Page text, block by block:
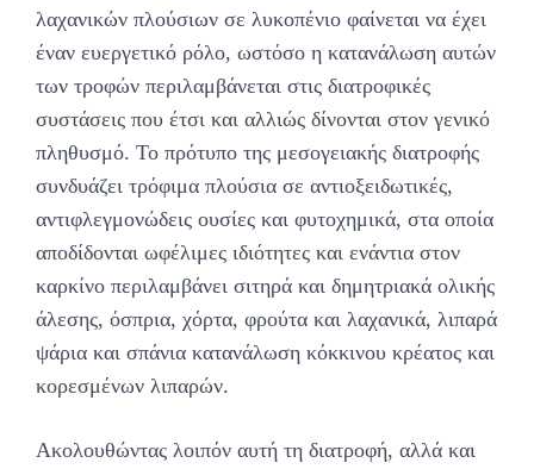
λαχανικών πλούσιων σε λυκοπένιο φαίνεται να έχει
έναν ευεργετικό ρόλο, ωστόσο η κατανάλωση αυτών
των τροφών περιλαμβάνεται στις διατροφικές
συστάσεις που έτσι και αλλιώς δίνονται στον γενικό
πληθυσμό. Το πρότυπο της μεσογειακής διατροφής
συνδυάζει τρόφιμα πλούσια σε αντιοξειδωτικές,
αντιφλεγμονώδεις ουσίες και φυτοχημικά, στα οποία
αποδίδονται ωφέλιμες ιδιότητες και ενάντια στον
καρκίνο περιλαμβάνει σιτηρά και δημητριακά ολικής
άλεσης, όσπρια, χόρτα, φρούτα και λαχανικά, λιπαρά
ψάρια και σπάνια κατανάλωση κόκκινου κρέατος και
κορεσμένων λιπαρών.
Ακολουθώντας λοιπόν αυτή τη διατροφή, αλλά και